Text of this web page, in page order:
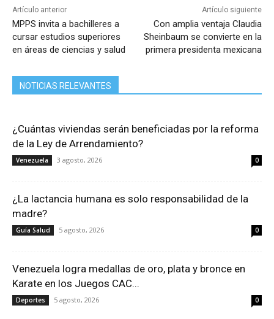
o
o
k
p
Artículo anterior
MPPS invita a bachilleres a
cursar estudios superiores
en áreas de ciencias y salud
Artículo siguiente
Con amplia ventaja Claudia
Sheinbaum se convierte en la
primera presidenta mexicana
NOTICIAS RELEVANTES
¿Cuántas viviendas serán beneficiadas por la reforma
de la Ley de Arrendamiento?
Venezuela 3 agosto, 2026 0
¿La lactancia humana es solo responsabilidad de la
madre?
Guía Salud 5 agosto, 2026 0
Venezuela logra medallas de oro, plata y bronce en
Karate en los Juegos CAC...
Deportes 5 agosto, 2026 0